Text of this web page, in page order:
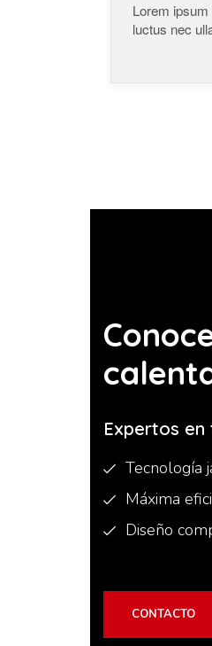
Lorem
luctus nec
Expertos
Tecnología
Máxima
Diseño
CONTACTO